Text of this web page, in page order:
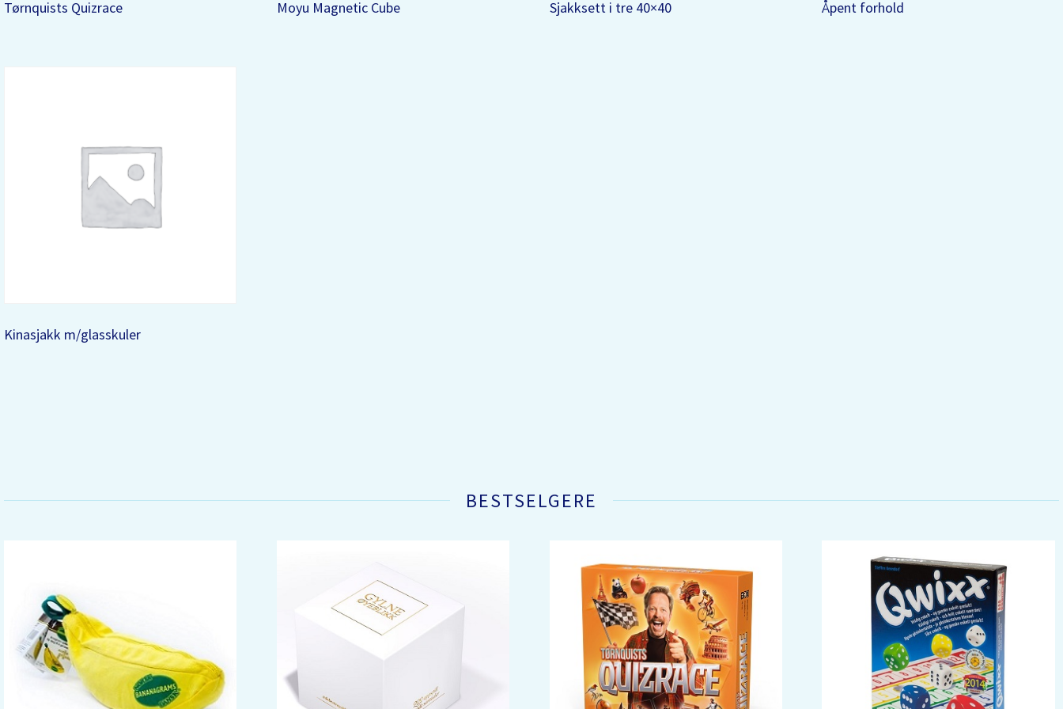
Tørnquists Quizrace Moyu Magnetic Cube Sjakksett i tre 40×40 Åpent forhold
Kinasjakk m/glasskuler
BESTSELGERE